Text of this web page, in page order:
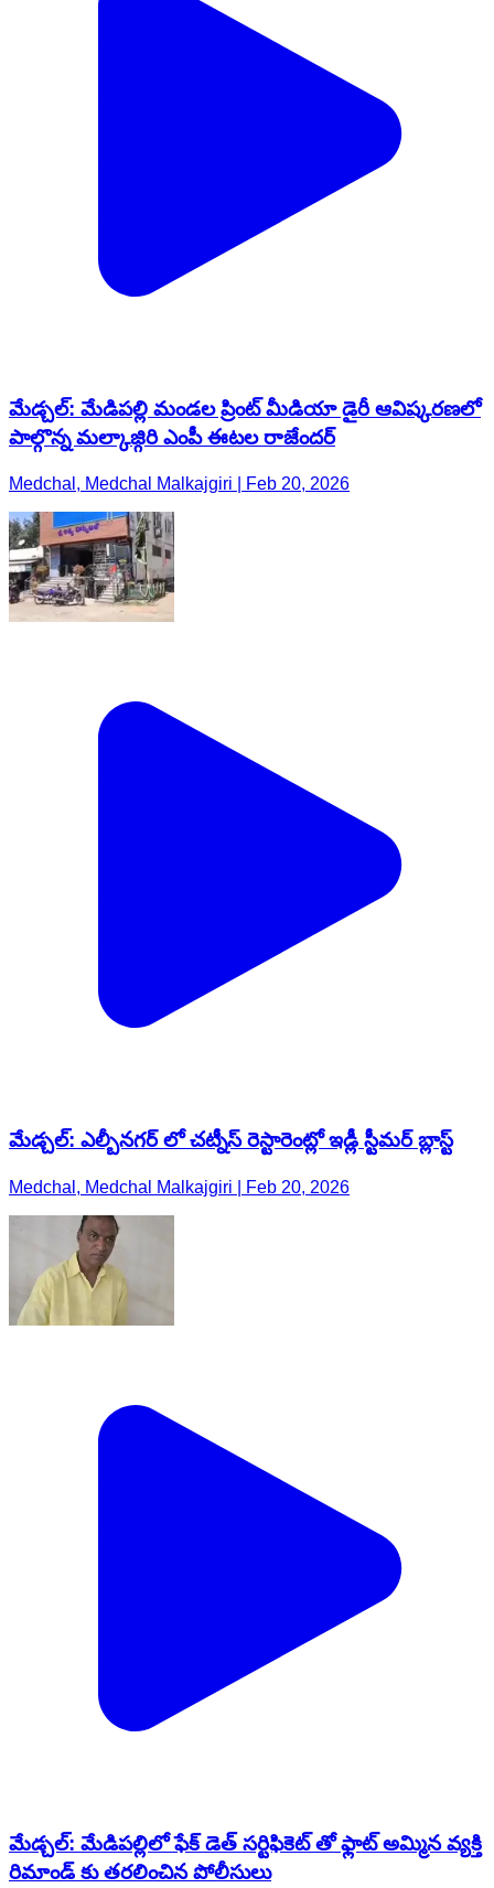
మేడ్చల్: మేడిపల్లి మండల ప్రింట్ మీడియా డైరీ ఆవిష్కరణలో
పాల్గొన్న మల్కాజ్గిరి ఎంపీ ఈటల రాజేందర్
Medchal, Medchal Malkajgiri | Feb 20, 2026
మేడ్చల్: ఎల్బీనగర్ లో చట్నీస్ రెస్టారెంట్లో ఇడ్లీ స్టీమర్ బ్లాస్ట్
Medchal, Medchal Malkajgiri | Feb 20, 2026
మేడ్చల్: మేడిపల్లిలో ఫేక్ డెత్ సర్టిఫికెట్ తో ఫ్లాట్ అమ్మిన వ్యక్తి
రిమాండ్ కు తరలించిన పోలీసులు